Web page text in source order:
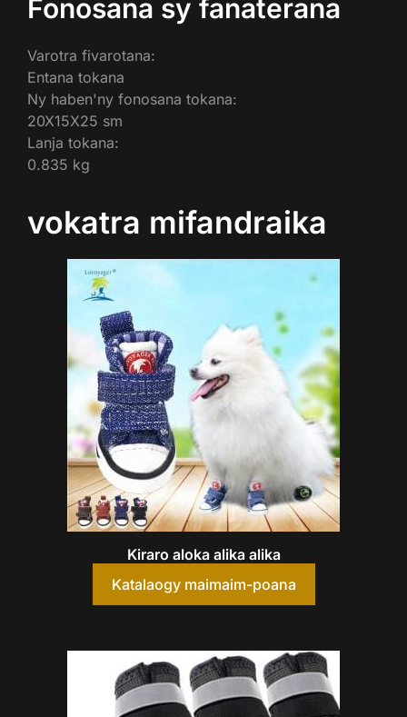
Fonosana sy fanaterana
Varotra fivarotana:
Entana tokana
Ny haben'ny fonosana tokana:
20X15X25 sm
Lanja tokana:
0.835 kg
vokatra mifandraika
Kiraro aloka alika alika
Katalaogy maimaim-poana